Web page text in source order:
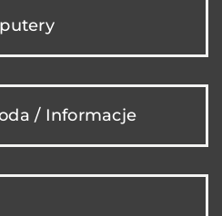
/ Informacje